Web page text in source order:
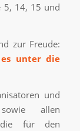
5, 14, 15 und
zur Freude:
es unter die
und
allen
die für den